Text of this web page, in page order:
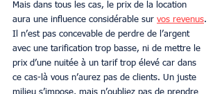
Mais dans tous les cas, le prix de la location
aura une influence considérable sur vos revenus.
Il n’est pas concevable de perdre de l’argent
avec une tarification trop basse, ni de mettre le
prix d’une nuitée à un tarif trop élevé car dans
ce cas-là vous n’aurez pas de clients. Un juste